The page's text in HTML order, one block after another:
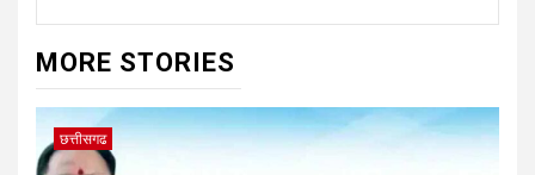
MORE STORIES
छत्तीसगढ